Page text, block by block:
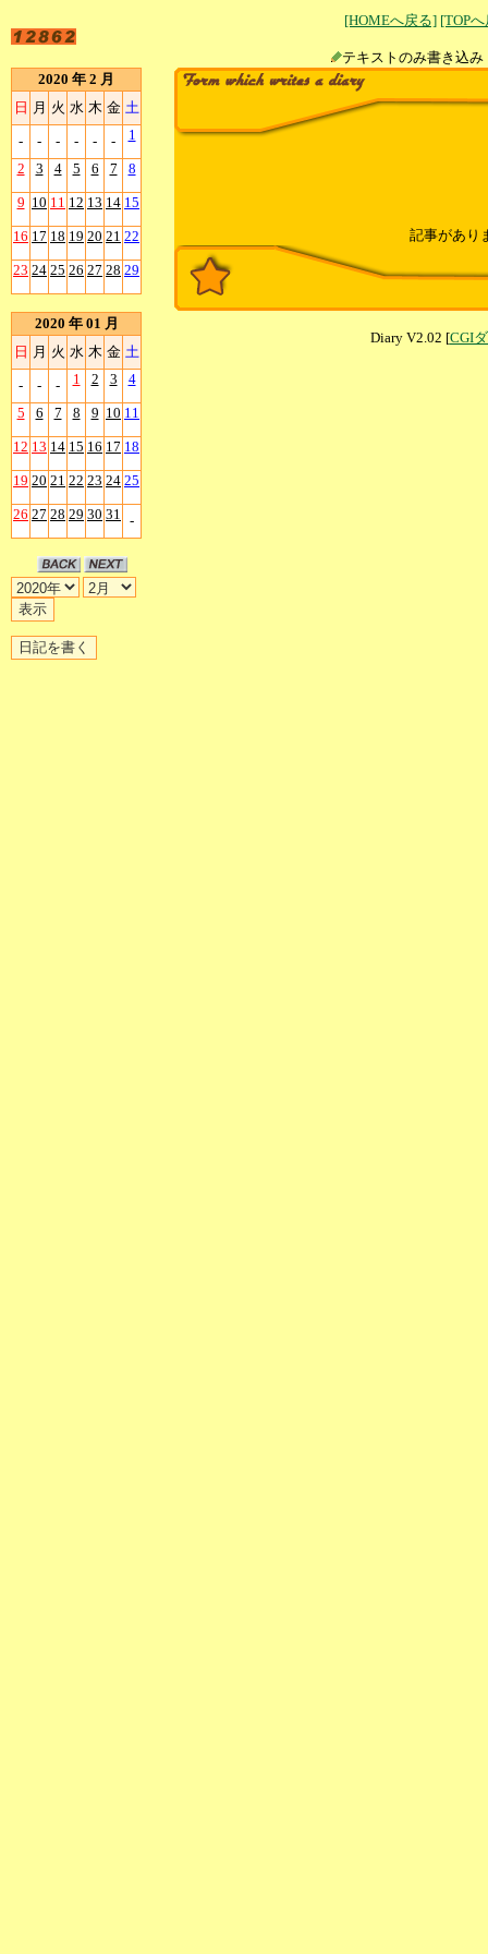
[HOMEへ戻る] [TOP
テキストのみ書
2020 年 2 月
日 月 火 水 木 金 土
- - - - - - 1
2 3 4 5 6 7 8
9 10 11 12 13 14 15
16 17 18 19 20 21 22
23 24 25 26 27 28 29
2020 年 01 月
日 月 火 水 木 金 土
- - - 1 2 3 4
5 6 7 8 9 10 11
12 13 14 15 16 17 18
19 20 21 22 23 24 25
26 27 28 29 30 31 -
記事があり
Diary V2.02 [CGI